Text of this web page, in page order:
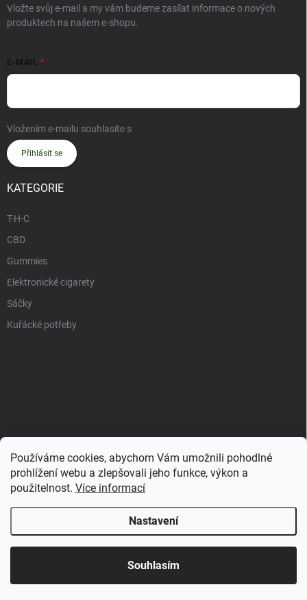
Používáme cookies, abychom Vám umožnili pohodlné
prohlížení webu a zlepšovali jeho funkce, výkon a
použitelnost. Více informací
Nastavení
Souhlasím
Vložte svůj e-mail a my vám budeme zasílat informace o nových
produktech na našem e-shopu.
E-MAIL
Vložením e-mailu souhlasíte s
Přihlásit se
KATEGORIE
T-H-C
CBD
Gummies
Elektronické cigarety
Sáčky
Kuřácké potřeby
Vytvořil Shoptet
Copyright 2026Zahulíme.cz. Všechna práva vyhrazena.